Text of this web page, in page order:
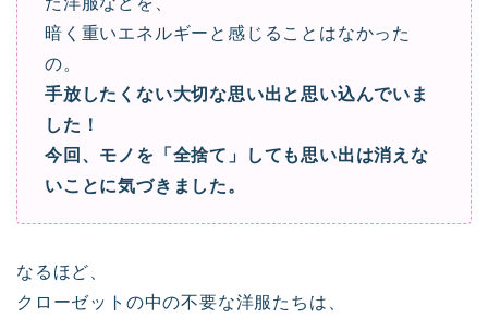
暗く重いエネルギーと感じることはなかった
の。
手放したくない大切な思い出と思い込んでいま
した！
今回、モノを「全捨て」しても思い出は消えな
いことに気づきました。
なるほど、
クローゼットの中の不要な洋服たちは、